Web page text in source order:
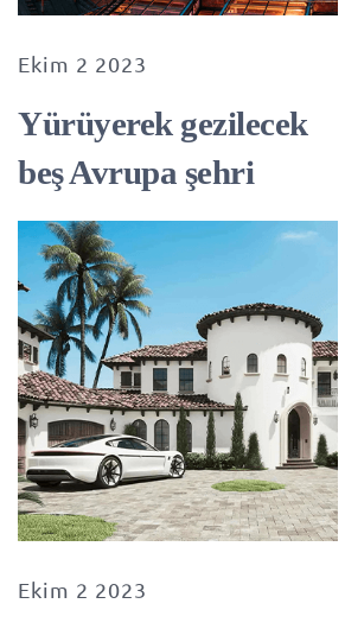
Ekim 2 2023
Yürüyerek gezilecek
beş Avrupa şehri
Ekim 2 2023